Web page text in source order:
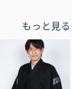
もっと見る